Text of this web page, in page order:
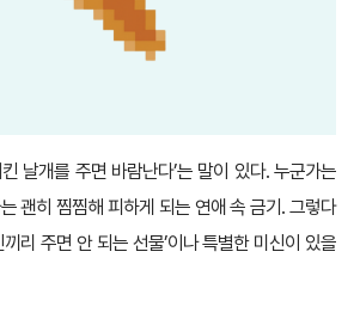
날개를 주면 바람난다’는 말이 있다. 누군가는
괜히 찜찜해 피하게 되는 연애 속 금기. 그렇다
끼리 주면 안 되는 선물’이나 특별한 미신이 있을